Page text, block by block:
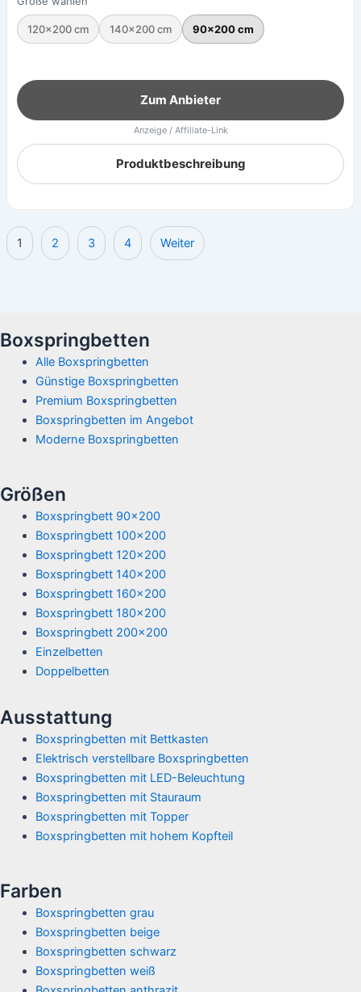
120×200 cm 140×200 cm 90×200 cm
Zum Anbieter
Anzeige / Affiliate-Link
Produktbeschreibung
1 2 3 4 Weiter
Boxspringbetten
Alle Boxspringbetten
Günstige Boxspringbetten
Premium Boxspringbetten
Boxspringbetten im Angebot
Moderne Boxspringbetten
Größen
Boxspringbett 90x200
Boxspringbett 100x200
Boxspringbett 120x200
Boxspringbett 140x200
Boxspringbett 160x200
Boxspringbett 180x200
Boxspringbett 200x200
Einzelbetten
Doppelbetten
Ausstattung
Boxspringbetten mit Bettkasten
Elektrisch verstellbare Boxspringbetten
Boxspringbetten mit LED-Beleuchtung
Boxspringbetten mit Stauraum
Boxspringbetten mit Topper
Boxspringbetten mit hohem Kopfteil
Farben
Boxspringbetten grau
Boxspringbetten beige
Boxspringbetten schwarz
Boxspringbetten weiß